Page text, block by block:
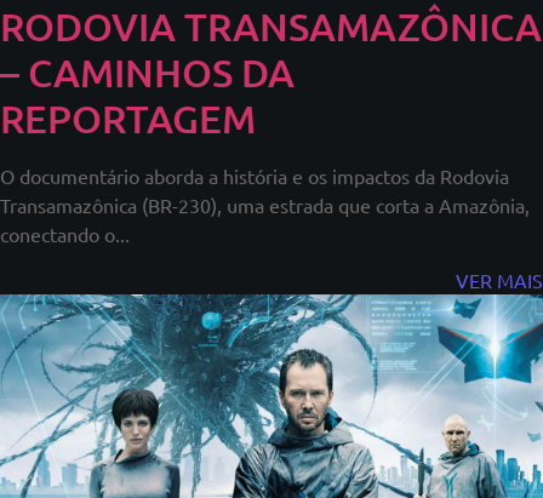
RODOVIA TRANSAMAZÔNICA
– CAMINHOS DA
REPORTAGEM
O documentário aborda a história e os impactos da Rodovia
Transamazônica (BR-230), uma estrada que corta a Amazônia,
conectando o...
VER MAIS